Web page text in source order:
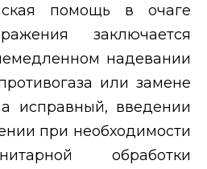
помощь в очаге
заключается
надевании
или замене
исправный, введении
при необходимости
обработки